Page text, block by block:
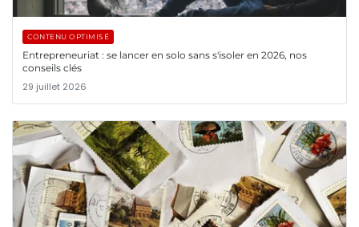
CONTENU OPTIMISÉ
Entrepreneuriat : se lancer en solo sans s'isoler en 2026, nos
conseils clés
29 juillet 2026